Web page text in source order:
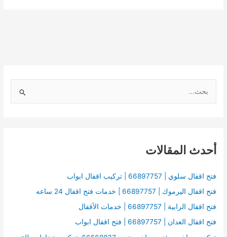
ث
ن
:
أحدث المقالات
فتح اقفال سلوي | 66897757 | تركيب اقفال ابواب
فتح اقفال اليرموك | 66897757 | خدمات فتح اقفال 24 ساعه
فتح اقفال الرابية | 66897757 | خدمات الأقفال
فتح اقفال العدان | 66897757 | فتح اقفال ابواب